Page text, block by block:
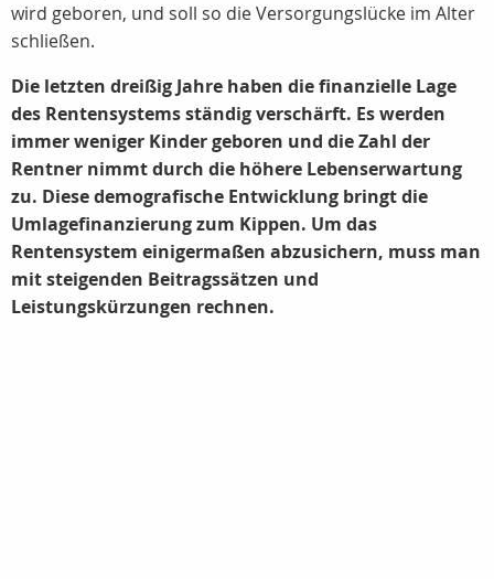
wird geboren, und soll so die Versorgungslücke im Alter
schließen.
Die letzten dreißig Jahre haben die finanzielle Lage
des Rentensystems ständig verschärft. Es werden
immer weniger Kinder geboren und die Zahl der
Rentner nimmt durch die höhere Lebenserwartung
zu. Diese demografische Entwicklung bringt die
Umlagefinanzierung zum Kippen. Um das
Rentensystem einigermaßen abzusichern, muss man
mit steigenden Beitragssätzen und
Leistungskürzungen rechnen.